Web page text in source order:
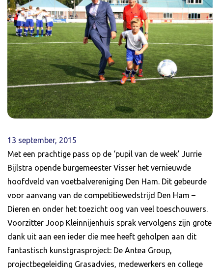
13 september, 2015
Met een prachtige pass op de ‘pupil van de week’ Jurrie
Bijlstra opende burgemeester Visser het vernieuwde
hoofdveld van voetbalvereniging Den Ham. Dit gebeurde
voor aanvang van de competitiewedstrijd Den Ham –
Dieren en onder het toezicht oog van veel toeschouwers.
Voorzitter Joop Kleinnijenhuis sprak vervolgens zijn grote
dank uit aan een ieder die mee heeft geholpen aan dit
fantastisch kunstgrasproject: De Antea Group,
projectbegeleiding Grasadvies, medewerkers en college